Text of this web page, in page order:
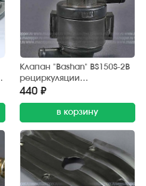
Клапан "Bashan" BS150S-2В
рециркуляции
отработанных газов
440 ₽
в корзину